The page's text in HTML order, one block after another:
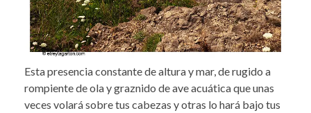
Esta presencia constante de altura y mar, de rugido a
rompiente de ola y graznido de ave acuática que unas
veces volará sobre tus cabezas y otras lo hará bajo tus